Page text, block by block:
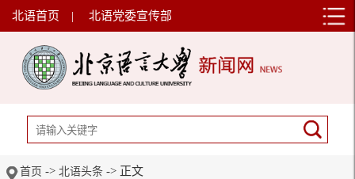
北语首页 | 北语党委宣传部
首页 -> 北语头条 -> 正文